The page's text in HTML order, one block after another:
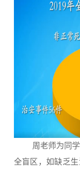
周老师为同
全盲区，如缺乏